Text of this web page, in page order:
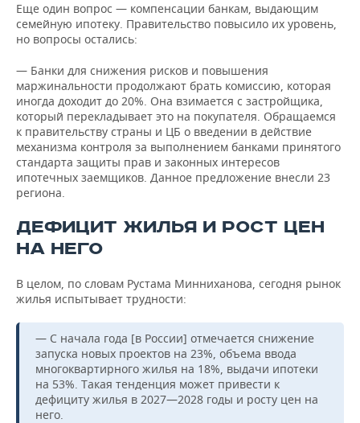
Еще один вопрос — компенсации банкам, выдающим
семейную ипотеку. Правительство повысило их уровень,
но вопросы остались:
— Банки для снижения рисков и повышения
маржинальности продолжают брать комиссию, которая
иногда доходит до 20%. Она взимается с застройщика,
который перекладывает это на покупателя. Обращаемся
к правительству страны и ЦБ о введении в действие
механизма контроля за выполнением банками принятого
стандарта защиты прав и законных интересов
ипотечных заемщиков. Данное предложение внесли 23
региона.
ДЕФИЦИТ ЖИЛЬЯ И РОСТ ЦЕН
НА НЕГО
В целом, по словам Рустама Минниханова, сегодня рынок
жилья испытывает трудности:
— С начала года [в России] отмечается снижение
запуска новых проектов на 23%, объема ввода
многоквартирного жилья на 18%, выдачи ипотеки
на 53%. Такая тенденция может привести к
дефициту жилья в 2027—2028 годы и росту цен на
него.